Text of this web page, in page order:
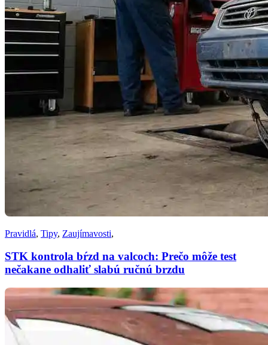
Pravidlá, Tipy, Zaujímavosti,
STK kontrola bŕzd na valcoch: Prečo môže test
nečakane odhaliť slabú ručnú brzdu